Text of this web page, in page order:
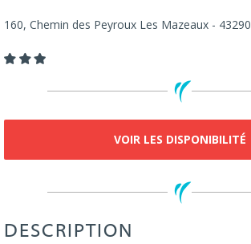
160, Chemin des Peyroux Les Mazeaux - 43290
VOIR LES DISPONIBILITÉ
DESCRIPTION